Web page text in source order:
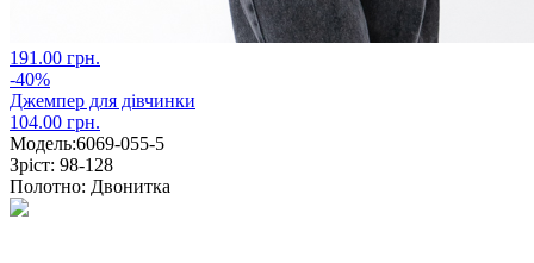
191.00 грн.
-40%
Джемпер для дівчинки
104.00 грн.
Модель:6069-055-5
Зріст: 98-128
Полотно: Двонитка